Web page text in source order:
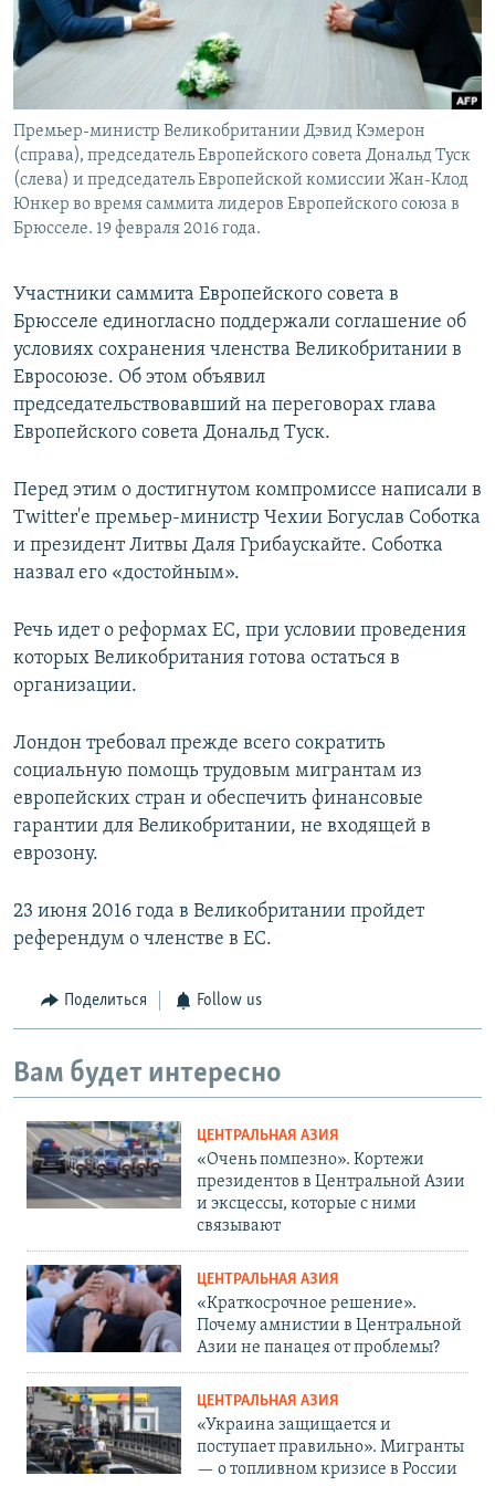
Премьер-министр Великобритании Дэвид Кэмерон
(справа), председатель Европейского совета Дональд Туск
(слева) и председатель Европейской комиссии Жан-Клод
Юнкер во время саммита лидеров Европейского cоюза в
Брюсселе. 19 февраля 2016 года.
Участники саммита Европейского cовета в
Брюсселе единогласно поддержали соглашение об
условиях сохранения членства Великобритании в
Евросоюзе. Об этом объявил
председательствовавший на переговорах глава
Европейского cовета Дональд Туск.
Перед этим о достигнутом компромиссе написали в
Twitter'е премьер-министр Чехии Богуслав Соботка
и президент Литвы Даля Грибаускайте. Соботка
назвал его «достойным».
Речь идет о реформах ЕС, при условии проведения
которых Великобритания готова остаться в
организации.
Лондон требовал прежде всего сократить
социальную помощь трудовым мигрантам из
европейских стран и обеспечить финансовые
гарантии для Великобритании, не входящей в
еврозону.
23 июня 2016 года в Великобритании пройдет
референдум о членстве в ЕС.
Поделиться Follow us
Вам будет интересно
ЦЕНТРАЛЬНАЯ АЗИЯ
«Очень помпезно». Кортежи
президентов в Центральной Азии
и эксцессы, которые с ними
связывают
ЦЕНТРАЛЬНАЯ АЗИЯ
«Краткосрочное решение».
Почему амнистии в Центральной
Азии не панацея от проблемы?
ЦЕНТРАЛЬНАЯ АЗИЯ
«Украина защищается и
поступает правильно». Мигранты
— о топливном кризисе в России